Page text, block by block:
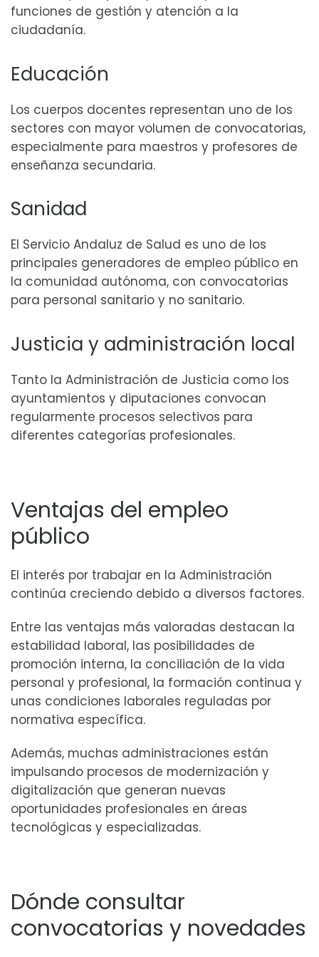
funciones de gestión y atención a la
ciudadanía.
Educación
Los cuerpos docentes representan uno de los
sectores con mayor volumen de convocatorias,
especialmente para maestros y profesores de
enseñanza secundaria.
Sanidad
El Servicio Andaluz de Salud es uno de los
principales generadores de empleo público en
la comunidad autónoma, con convocatorias
para personal sanitario y no sanitario.
Justicia y administración local
Tanto la Administración de Justicia como los
ayuntamientos y diputaciones convocan
regularmente procesos selectivos para
diferentes categorías profesionales.
Ventajas del empleo
público
El interés por trabajar en la Administración
continúa creciendo debido a diversos factores.
Entre las ventajas más valoradas destacan la
estabilidad laboral, las posibilidades de
promoción interna, la conciliación de la vida
personal y profesional, la formación continua y
unas condiciones laborales reguladas por
normativa específica.
Además, muchas administraciones están
impulsando procesos de modernización y
digitalización que generan nuevas
oportunidades profesionales en áreas
tecnológicas y especializadas.
Dónde consultar
convocatorias y novedades